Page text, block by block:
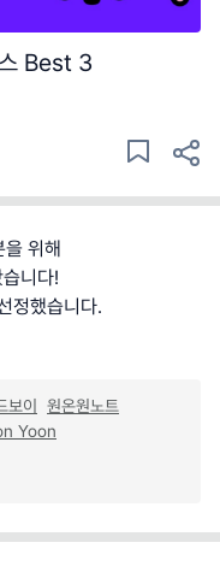
Best 3
을 위해
니다!
정했습니다.
보이
원온원노트
Yoon